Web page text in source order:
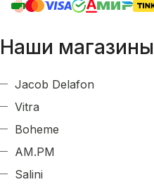
Наши магазины
Jacob Delafon
Vitra
Boheme
AM.PM
Salini